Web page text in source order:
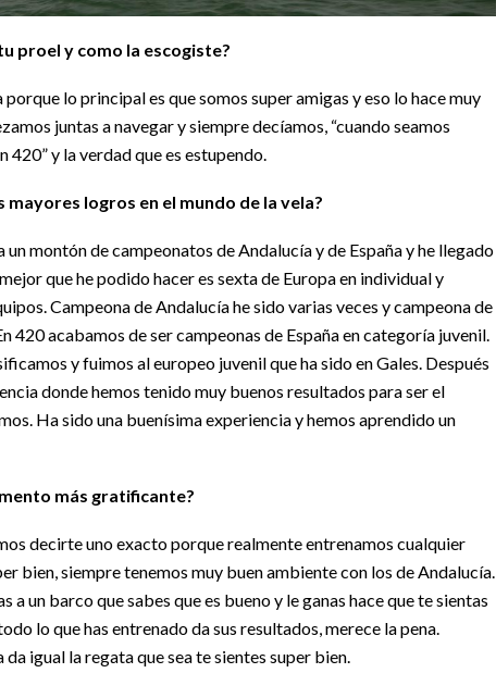
proel y como la escogiste?
porque lo principal es que somos super amigas y eso lo hace muy
juntas a navegar y siempre decíamos, “cuando seamos
420” y la verdad que es estupendo.
mayores logros en el mundo de la vela?
un montón de campeonatos de Andalucía y de España y he llegado
que he podido hacer es sexta de Europa en individual y
Campeona de Andalucía he sido varias veces y campeona de
420 acabamos de ser campeonas de España en categoría juvenil.
y fuimos al europeo juvenil que ha sido en Gales. Después
donde hemos tenido muy buenos resultados para ser el
Ha sido una buenísima experiencia y hemos aprendido un
más gratificante?
decirte uno exacto porque realmente entrenamos cualquier
bien, siempre tenemos muy buen ambiente con los de Andalucía.
a un barco que sabes que es bueno y le ganas hace que te sientas
lo que has entrenado da sus resultados, merece la pena.
igual la regata que sea te sientes super bien.